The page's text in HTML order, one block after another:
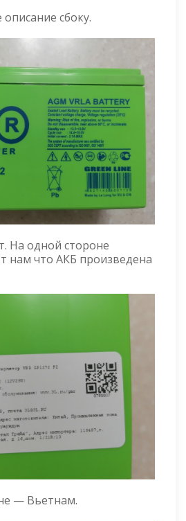
сбоку.
На одной стороне
нам что АКБ произведена
— Вьетнам.